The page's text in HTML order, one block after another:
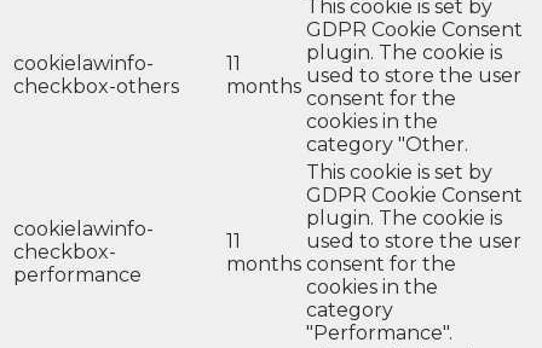
cookielawinfo-
checkbox-others
11
months
This cookie is set by
GDPR Cookie Consent
plugin. The cookie is
used to store the user
consent for the
cookies in the
category "Other.
cookielawinfo-
checkbox-
performance
11
months
This cookie is set by
GDPR Cookie Consent
plugin. The cookie is
used to store the user
consent for the
cookies in the
category
"Performance".